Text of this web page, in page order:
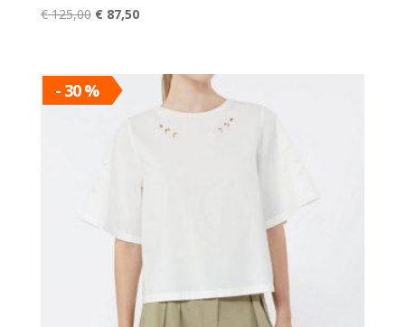
€125,00 Il
era:
€ 125,00.
€87,50Il
€ 87,50.
- 30 %